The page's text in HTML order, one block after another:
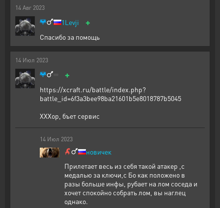
14 Авг 2023
1Levji +
Спасибо за помощь
14 Июл 2023
+
https://xcraft.ru/battle/index.php?
battle_id=6f3a3bee98ba21601b5e8018787b5045
ХХХор, бъет сервис
14 Июл 2023
новичек
Прилетает весь из себя такой атакер ,с
медалью за ключи,с Бо как положено в
разы больше инфы, рубает на лом соседа и
хочет спокойно собрать лом, вы наглец
однако.